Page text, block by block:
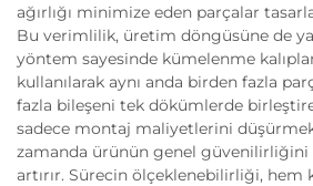
ağırlığı minimize eden parçalar
Bu verimlilik, üretim döngüsüne de
yöntem sayesinde kümelenme
kullanılarak aynı anda birden fazla
fazla bileşeni tek dökümlerde
sadece montaj maliyetlerini
zamanda ürünün genel güvenilirliğini
artırır. Sürecin ölçeklenebilirliği,